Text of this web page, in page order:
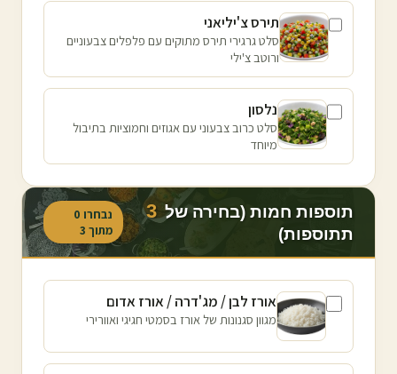
תירס צ'יליאני
סלט גרגירי תירס מתוקים עם פלפלים צבעוניים
ורוטב צ'ילי
נלסון
סלט כרוב צבעוני עם אגוזים וחמוציות בתיבול
מיוחד
תוספות חמות (בחירה של 3
תתוספות)
נבחרו 0
מתוך 3
אורז לבן / מג'דרה / אורז אדום
מגוון סגנונות של אורז בסמטי חגיגי ואוורירי